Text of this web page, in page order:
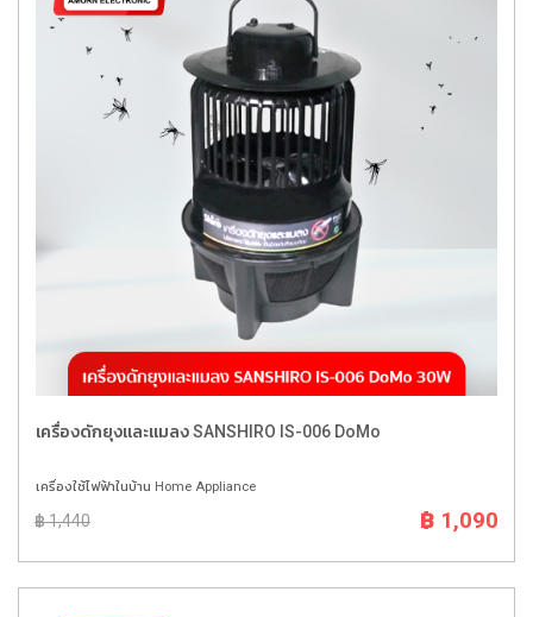
เครื่องดักยุงและแมลง SANSHIRO IS-006 DoMo
เครื่องใช้ไฟฟ้าในบ้าน Home Appliance
฿ 1,440 ฿ 1,090